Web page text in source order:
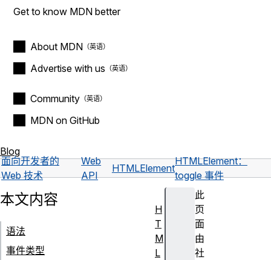
Get to know MDN better
About MDN
Advertise with us
Community
MDN on GitHub
Blog
面向开发者的
Web 技术
Web
API
HTMLElement
HTMLElement：
toggle 事件
此
页
面
由
社
本文内容
语法
事件类型
H
T
M
L